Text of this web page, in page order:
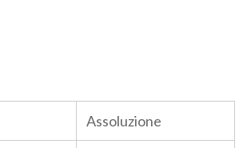
Assoluzione